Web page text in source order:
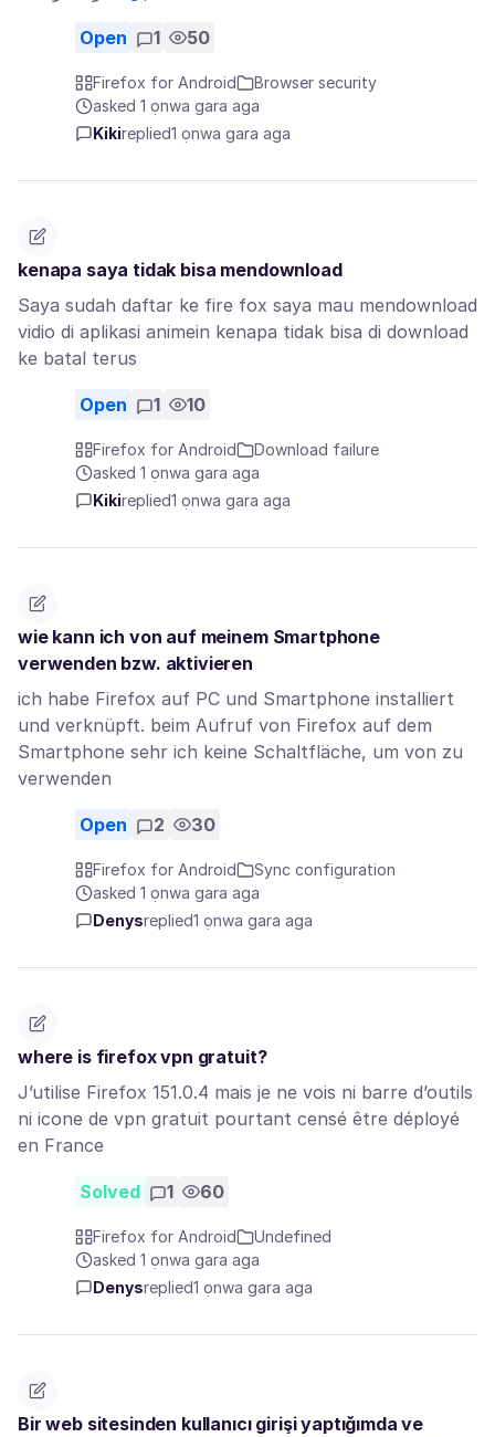
Open 1 50
Firefox for Android
Browser security
asked 1 ọnwa gara aga
Kikireplied1 ọnwa gara aga
kenapa saya tidak bisa mendownload
Saya sudah daftar ke fire fox saya mau mendownload
vidio di aplikasi animein kenapa tidak bisa di download
ke batal terus
Open 1 10
Firefox for Android
Download failure
asked 1 ọnwa gara aga
Kikireplied1 ọnwa gara aga
wie kann ich von auf meinem Smartphone
verwenden bzw. aktivieren
ich habe Firefox auf PC und Smartphone installiert
und verknüpft. beim Aufruf von Firefox auf dem
Smartphone sehr ich keine Schaltfläche, um von zu
verwenden
Open 2 30
Firefox for Android
Sync configuration
asked 1 ọnwa gara aga
Denysreplied1 ọnwa gara aga
where is firefox vpn gratuit?
J’utilise Firefox 151.0.4 mais je ne vois ni barre d’outils
ni icone de vpn gratuit pourtant censé être déployé
en France
Solved 1 60
Firefox for Android
Undefined
asked 1 ọnwa gara aga
Denysreplied1 ọnwa gara aga
Bir web sitesinden kullanıcı girişi yaptığımda ve